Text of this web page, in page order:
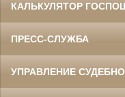
КАЛЬКУЛЯТОР
ПРЕСС-СЛУЖБА
УПРАВЛЕНИЕ